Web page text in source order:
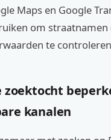
Maps en Google
om straatnamen
te
zoektocht
kanalen